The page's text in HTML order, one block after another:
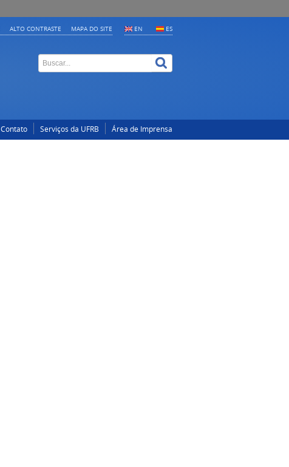
EN ES
ALTO CONTRASTE MAPA DO SITE
Contato Serviços da UFRB Área de Imprensa